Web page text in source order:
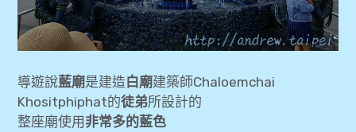
導遊說藍廟是建造白廟建築師Chaloemchai
Khositphiphat的徒弟所設計的
整座廟使用非常多的藍色